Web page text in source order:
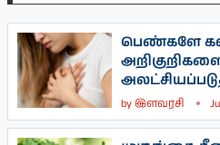
பெண்களே
byஇளவரசி